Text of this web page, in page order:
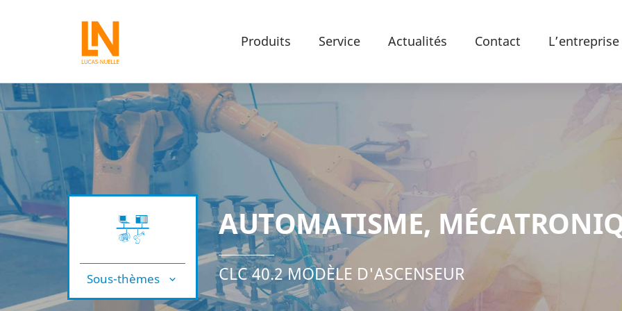
Produits Service Actualités Contact L’entreprise
Sous-thèmes
AUTOMATISME,
CLC 40.2 MODÈLE D'ASCENSEUR